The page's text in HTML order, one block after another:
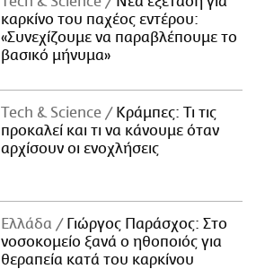
καρκίνο του παχέος εντέρου:
«Συνεχίζουμε να παραβλέπουμε το
βασικό μήνυμα»
Τech & Science
Κράμπες: Τι τις
προκαλεί και τι να κάνουμε όταν
αρχίσουν οι ενοχλήσεις
Ελλάδα
Γιώργος Παράσχος: Στο
νοσοκομείο ξανά ο ηθοποιός για
θεραπεία κατά του καρκίνου